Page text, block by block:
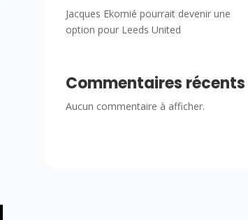
Jacques Ekomié pourrait devenir une
option pour Leeds United
Commentaires récents
Aucun commentaire à afficher.